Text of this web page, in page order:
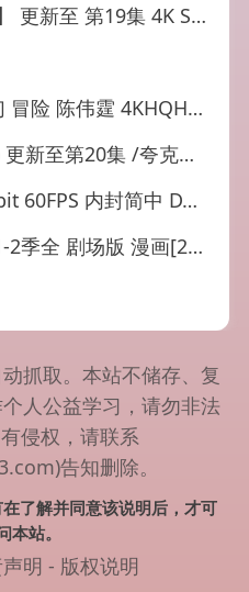
码率（DTS环绕声&杜比环绕声）【悬疑】【齐全】
霆 4KHQHDR60FPS 更新1…
第20集 /夸克链接每日换,
封简中 DTS环绕声 更至EP…
全 剧场版 漫画[2023]
抓取。本站不储存、复
人公益学习，请勿非法
侵权，请联系
告知删除。
了解并同意该说明后，才可
本站。
明 - 版权说明